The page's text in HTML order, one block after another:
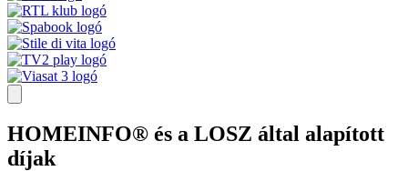
HOMEINFO® és a LOSZ által alapított
díjak